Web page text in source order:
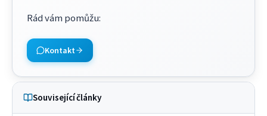
Rád vám pomůžu:
Kontakt
Související články